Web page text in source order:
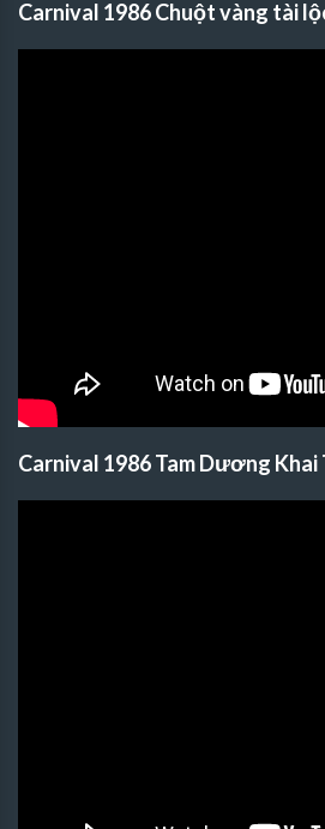
Carnival 1986 Chuột vàng tài
Carnival 1986 Tam Dương Khai